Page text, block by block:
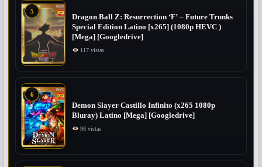
5
Dragon Ball Z: Resurrection ‘F’ – Future Trunks
Special Edition Latino [x265] (1080p HEVC )
[Mega] [Googledrive]
117 vistas
6
Demon Slayer Castillo Infinito (x265 1080p
Bluray) Latino [Mega] [Googledrive]
98 vistas